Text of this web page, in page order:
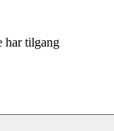
har tilgang